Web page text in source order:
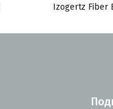
Izogertz Fiber